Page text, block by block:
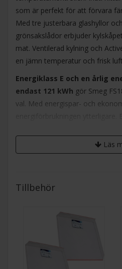
som är perfekt för att förvara
Med tre justerbara glashyllor
grönsakslådor erbjuder
mat. Ventilerad kylning och
en jämn temperatur och frisk
Energiklass E och en årlig
endast 121 kWh gör Smeg
val. Med energispar- och
design – det perfekta valet för
Nettovolym: 280 liter
LCD touchkontroll
LED-belysning
Smeg Fristående Frys
Läs
Tillbehör